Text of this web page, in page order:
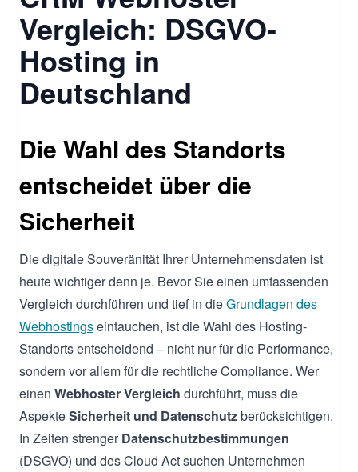
Vergleich: DSGVO-
Hosting in
Deutschland
Die Wahl des Standorts
entscheidet über die
Sicherheit
Die digitale Souveränität Ihrer Unternehmensdaten ist
heute wichtiger denn je. Bevor Sie einen umfassenden
Vergleich durchführen und tief in dieGrundlagen des
Webhostingseintauchen, ist die Wahl des Hosting-
Standorts entscheidend – nicht nur für die Performance,
sondern vor allem für die rechtliche Compliance. Wer
einen Webhoster Vergleich durchführt, muss die
AspekteSicherheit und Datenschutzberücksichtigen.
In Zeiten strengerDatenschutzbestimmungen
(DSGVO) und des Cloud Act suchen Unternehmen